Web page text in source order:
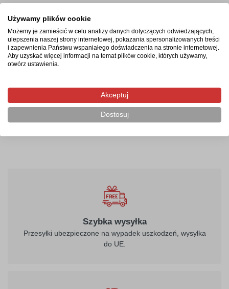
malowaniu ścian.
Termin realizacji
potrwa od 2-4 dni roboczych. Następnie przesyłka
kurierska zostanie wysłana na wskazany adres, a jej
doręczenie zajmie maksymalnie 2 dni robocze od
Szybka wysyłka
Przesyłki ubezpieczone na wypadek uszkodzeń, wysyłka
do UE.
Używamy plików cookie
Możemy je zamieścić w celu analizy danych dotyczących odwiedzających,
ulepszenia naszej strony internetowej, pokazania spersonalizowanych treści
i zapewnienia Państwu wspaniałego doświadczenia na stronie internetowej.
Aby uzyskać więcej informacji na temat plików cookie, których używamy,
otwórz ustawienia.
Akceptuj
Dostosuj